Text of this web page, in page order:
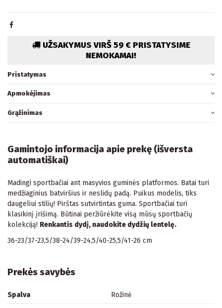
UŽSAKYMUS VIRŠ 59 € PRISTATYSIME
NEMOKAMAI!
Pristatymas
Apmokėjimas
Grąžinimas
Gamintojo informacija apie prekę (išversta
automatiškai)
Madingi sportbačiai ant masyvios guminės platformos. Batai turi
medžiaginius batviršius ir neslidų padą. Puikus modelis, tiks
daugeliui stilių! Pirštas sutvirtintas guma. Sportbačiai turi
klasikinį įrišimą. Būtinai peržiūrėkite visą mūsų sportbačių
kolekciją! Renkantis dydį, naudokite dydžių lentelę.
36-23/37-23,5/38-24/39-24,5/40-25,5/41-26 cm
Prekės savybės
Spalva Rožinė